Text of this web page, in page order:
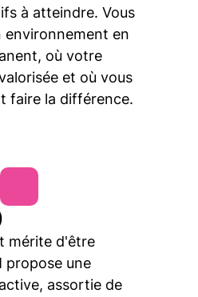
à atteindre. Vous
environnement en
où votre
et où vous
faire la différence.
mérite d'être
propose une
assortie de